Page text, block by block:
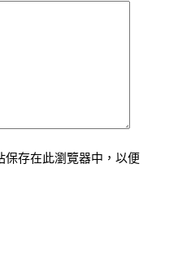
保存在此瀏覽器中，以便